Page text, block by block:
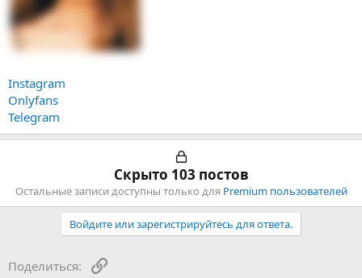
Instagram
Onlyfans
Telegram
Скрыто 103 постов
Остальные записи доступны только для Premium пользователей
Войдите или зарегистрируйтесь для ответа.
Поделиться: Ссылка